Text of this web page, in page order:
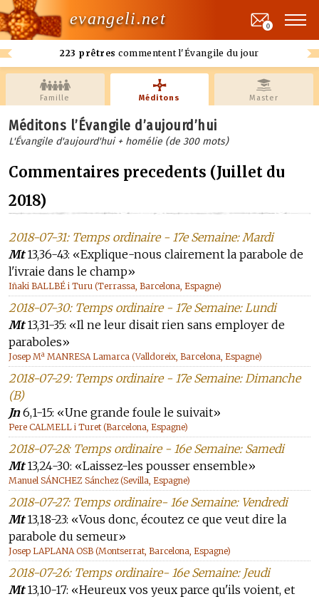
evangeli.net
223 prêtres commentent l'Évangile du jour
0
Famille Méditons Master
Méditons l’Évangile d’aujourd’hui
L'Évangile d'aujourd'hui + homélie (de 300 mots)
Commentaires precedents (Juillet du
2018)
2018-07-31: Temps ordinaire - 17e Semaine: Mardi
Mt13,36-43: «Explique-nous clairement la parabole de
l'ivraie dans le champ»
Iñaki BALLBÉ i Turu (Terrassa, Barcelona, Espagne)
2018-07-30: Temps ordinaire - 17e Semaine: Lundi
Mt13,31-35: «Il ne leur disait rien sans employer de
paraboles»
Josep Mª MANRESA Lamarca (Valldoreix, Barcelona, Espagne)
2018-07-29: Temps ordinaire - 17e Semaine: Dimanche
(B)
Jn6,1-15: «Une grande foule le suivait»
Pere CALMELL i Turet (Barcelona, Espagne)
2018-07-28: Temps ordinaire - 16e Semaine: Samedi
Mt13,24-30: «Laissez-les pousser ensemble»
Manuel SÁNCHEZ Sánchez (Sevilla, Espagne)
2018-07-27: Temps ordinaire- 16e Semaine: Vendredi
Mt13,18-23: «Vous donc, écoutez ce que veut dire la
parabole du semeur»
Josep LAPLANA OSB (Montserrat, Barcelona, Espagne)
2018-07-26: Temps ordinaire- 16e Semaine: Jeudi
Mt13,10-17: «Heureux vos yeux parce qu'ils voient, et